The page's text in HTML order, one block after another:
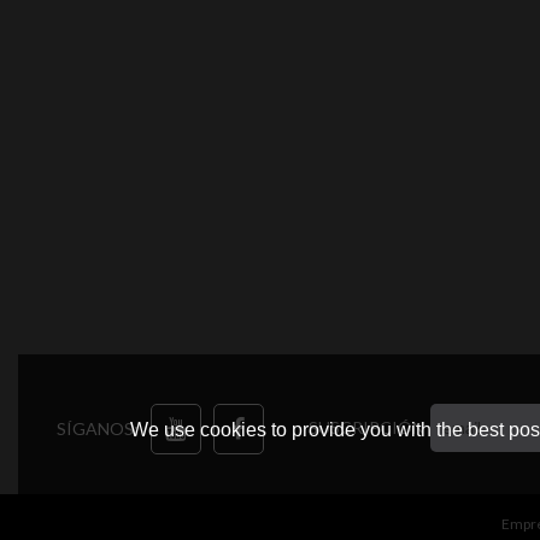
SÍGANOS: SUSCRIPCIÓN
We use cookies to provide you with the best